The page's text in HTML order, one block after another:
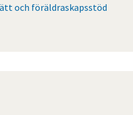
och föräldraskapsstöd